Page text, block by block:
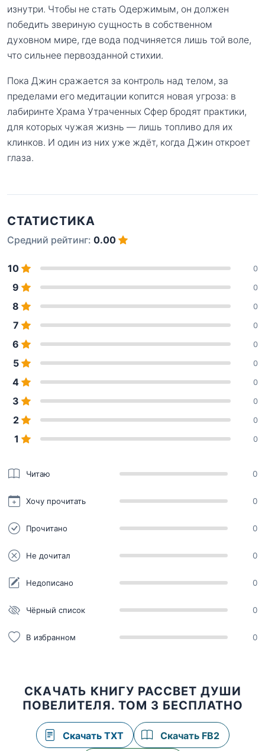
изнутри. Чтобы не стать Одержимым, он должен
победить звериную сущность в собственном
духовном мире, где вода подчиняется лишь той воле,
что сильнее первозданной стихии.
Пока Джин сражается за контроль над телом, за
пределами его медитации копится новая угроза: в
лабиринте Храма Утраченных Сфер бродят практики,
для которых чужая жизнь — лишь топливо для их
клинков. И один из них уже ждёт, когда Джин откроет
глаза.
СТАТИСТИКА
Средний рейтинг: 0.00
10 0
9 0
8 0
7 0
6 0
5 0
4 0
3 0
2 0
1 0
Читаю 0
Хочу прочитать 0
Прочитано 0
Не дочитал 0
Недописано 0
Чёрный список 0
В избранном 0
СКАЧАТЬ КНИГУ РАССВЕТ ДУШИ
ПОВЕЛИТЕЛЯ. ТОМ 3 БЕСПЛАТНО
Скачать TXT Скачать FB2